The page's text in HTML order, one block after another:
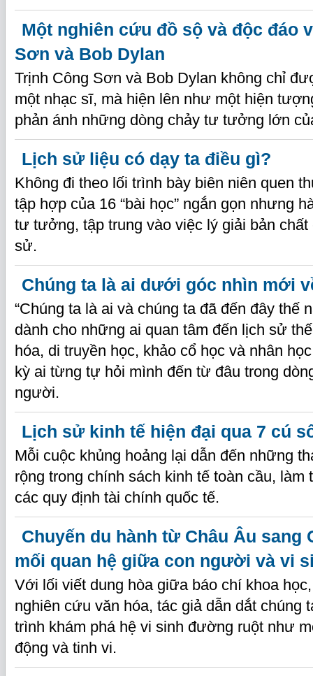
Một nghiên cứu đồ sộ và độc đáo
Sơn và Bob Dylan
Trịnh Công Sơn và Bob Dylan không chỉ
một nhạc sĩ, mà hiện lên như một hiện
phản ánh những dòng chảy tư tưởng lớn
Lịch sử liệu có dạy ta điều gì?
Không đi theo lối trình bày biên niên quen
tập hợp của 16 “bài học” ngắn gọn nhưng
tư tưởng, tập trung vào việc lý giải bản chất
sử.
Chúng ta là ai dưới góc nhìn mới
“Chúng ta là ai và chúng ta đã đến đây thế
dành cho những ai quan tâm đến lịch sử
hóa, di truyền học, khảo cổ học và nhân
kỳ ai từng tự hỏi mình đến từ đâu trong
người.
Lịch sử kinh tế hiện đại qua 7 cú
Mỗi cuộc khủng hoảng lại dẫn đến những
rộng trong chính sách kinh tế toàn cầu, làm
các quy định tài chính quốc tế.
Chuyến du hành từ Châu Âu sang
mối quan hệ giữa con người và vi
Với lối viết dung hòa giữa báo chí khoa
nghiên cứu văn hóa, tác giả dẫn dắt chúng
trình khám phá hệ vi sinh đường ruột như
động và tinh vi.